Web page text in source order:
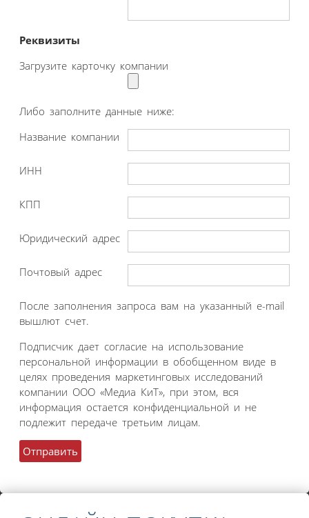
Реквизиты
Загрузите карточку компании
Либо заполните данные ниже:
Название компании
ИНН
КПП
Юридический адрес
Почтовый адрес
После заполнения запроса вам на указанный e-mail
вышлют счет.
Подписчик дает согласие на использование
персональной информации в обобщенном виде в
целях проведения маркетинговых исследований
компании ООО «Медиа КиТ», при этом, вся
информация остается конфиденциальной и не
подлежит передаче третьим лицам.